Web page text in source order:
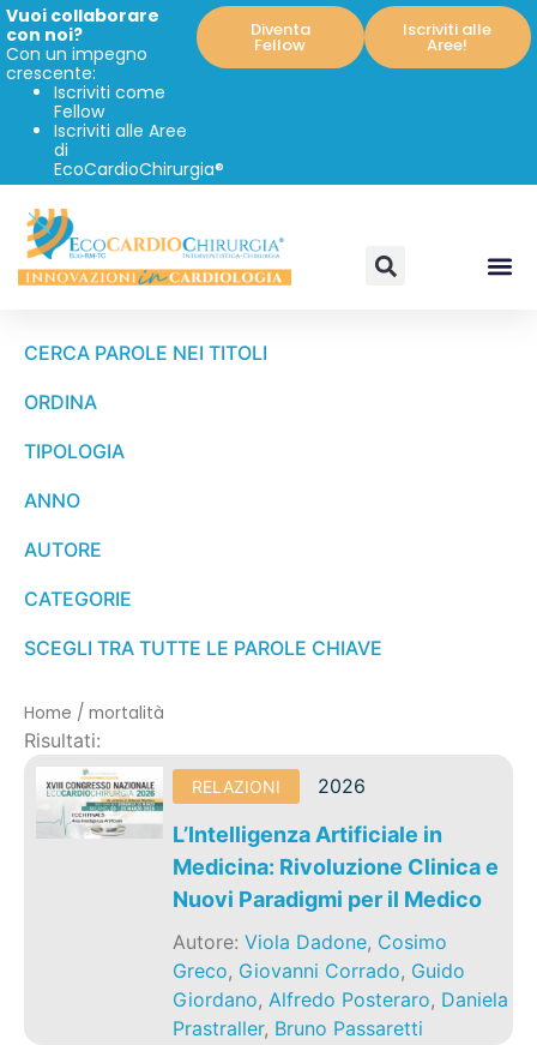
Vuoi collaborare
con noi?
Con un impegno
crescente:
Iscriviti come
Fellow
Iscriviti alle Aree
di
EcoCardioChirurgia®
Diventa
Fellow
Iscriviti alle
Aree!
CERCA PAROLE NEI TITOLI
ORDINA
TIPOLOGIA
ANNO
AUTORE
CATEGORIE
SCEGLI TRA TUTTE LE PAROLE CHIAVE
Home / mortalità
Risultati:
RELAZIONI 2026
L’Intelligenza Artificiale in
Medicina: Rivoluzione Clinica e
Nuovi Paradigmi per il Medico
Autore:Viola Dadone, Cosimo
Greco, Giovanni Corrado, Guido
Giordano,Alfredo Posteraro, Daniela
Prastraller, Bruno Passaretti